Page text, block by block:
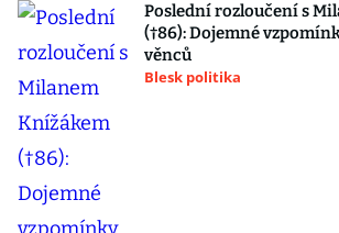
Poslední rozloučení s
(†86): Dojemné
věnců
Blesk politika